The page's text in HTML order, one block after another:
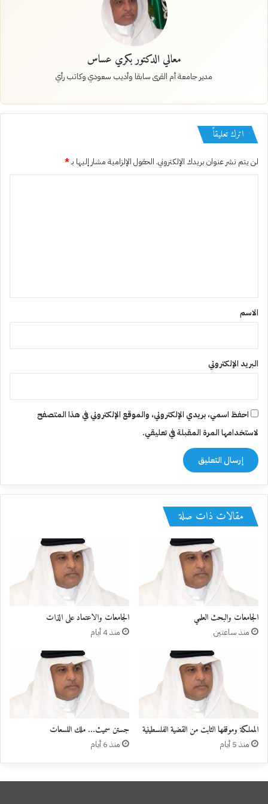
معالي الدكتور بكري عساس
مدير جامعة أم القرى سابقا وأديب سعودي وكاتب رأي
اترك تعليقاً
لن يتم نشر عنوان بريدك الإلكتروني. الحقول الإلزامية مشار إليها بـ*
*
الاسم
البريد الإلكتروني
احفظ اسمي، بريدي الإلكتروني، والموقع الإلكتروني في هذا المتصفح
لاستخدامها المرة المقبلة في تعليقي.
مقالات ذات صلة
الجامعات والبحث العلمي
منذ ساعتين
الجامعات والاعتماد على الذات
منذ 4 أيام
المملكة وموقفها الثابت من القضية الفلسطينية
منذ 5 أيام
جستن سميث… ملك اللسعات
منذ 6 أيام